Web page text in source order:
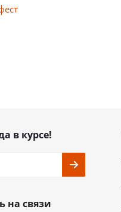
в курсе!
на связи